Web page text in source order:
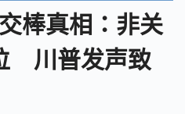
棒真相：非关
川普发声致